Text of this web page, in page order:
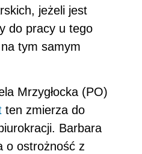
jeżeli jest
do pracy u tego
tym samym
Mrzygłocka (PO)
ten zmierza do
Barbara
o ostrożność z